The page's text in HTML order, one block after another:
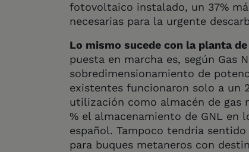
fotovoltaico instalado, un 37%
necesarias para la urgente
Lo mismo sucede con la planta
puesta en marcha es, según Gas
sobredimensionamiento de
existentes funcionaron solo a un
utilización como almacén de gas
% el almacenamiento de GNL en
español. Tampoco tendría
para buques metaneros con